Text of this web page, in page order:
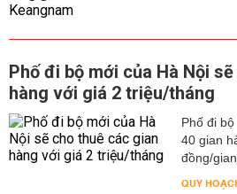
Phố đi bộ mới của Hà Nội
hàng với giá 2 triệu/tháng
Phố đi
40 gian
đồng/
QUY